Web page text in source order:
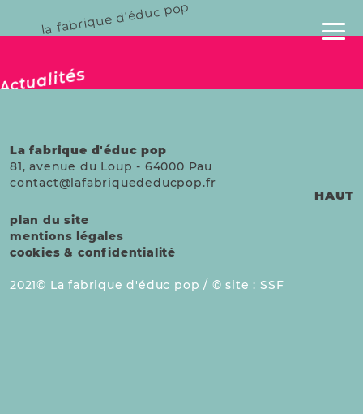
la fabrique d'éduc pop
publié le 20 janv. 2026
La fabrique d'éduc pop
81, avenue du Loup - 64000 Pau
contact@lafabriquededucpop.fr
plan du site
mentions légales
cookies & confidentialité
2021 La fabrique d'éduc pop / site :SSF
HAUT